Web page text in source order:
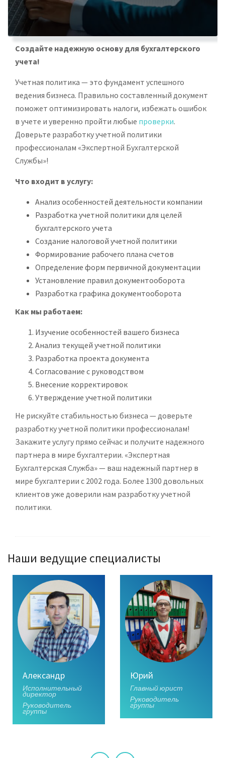
Создайте надежную основу для бухгалтерского
учета!
Учетная политика — это фундамент успешного
ведения бизнеса. Правильно составленный документ
поможет оптимизировать налоги, избежать ошибок
в учете и уверенно пройти любые проверки.
Доверьте разработку учетной политики
профессионалам «Экспертной Бухгалтерской
Службы»!
Что входит в услугу:
Анализ особенностей деятельности компании
Разработка учетной политики для целей
бухгалтерского учета
Создание налоговой учетной политики
Формирование рабочего плана счетов
Определение форм первичной документации
Установление правил документооборота
Разработка графика документооборота
Как мы работаем:
Изучение особенностей вашего бизнеса
Анализ текущей учетной политики
Разработка проекта документа
Согласование с руководством
Внесение корректировок
Утверждение учетной политики
Не рискуйте стабильностью бизнеса — доверьте
разработку учетной политики профессионалам!
Закажите услугу прямо сейчас и получите надежного
партнера в мире бухгалтерии. «Экспертная
Бухгалтерская Служба» — ваш надежный партнер в
мире бухгалтерии с 2002 года. Более 1300 довольных
клиентов уже доверили нам разработку учетной
политики.
Наши ведущие специалисты
Александр
Исполнительный
директор
Руководитель
группы
Юрий
Главный юрист
Руководитель
группы